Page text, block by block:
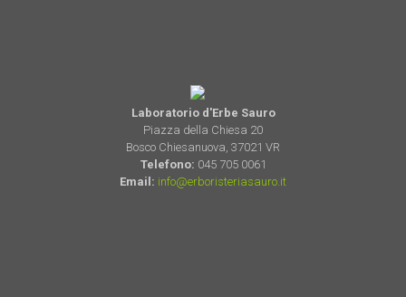
Laboratorio d'Erbe Sauro
Piazza della Chiesa 20
Bosco Chiesanuova, 37021 VR
Telefono: 045 705 0061
Email: info@erboristeriasauro.it